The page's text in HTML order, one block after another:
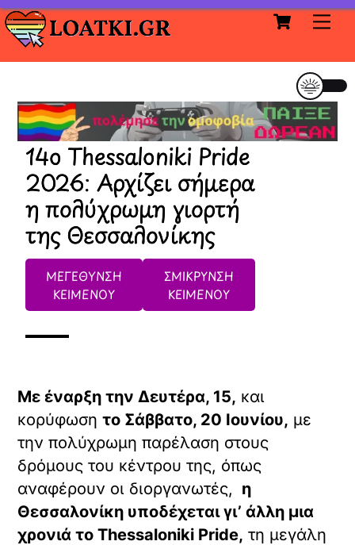
Skip
to
content
Cart
14o Thessaloniki Pride
2026: Αρχίζει σήμερα
η πολύχρωμη γιορτή
της Θεσσαλονίκης
ΜΕΓΕΘΥΝΣΗ
ΚΕΙΜΕΝΟΥ
ΣΜΙΚΡΥΝΣΗ
ΚΕΙΜΕΝΟΥ
Με έναρξη την Δευτέρα, 15, και
κορύφωσητο Σάββατο, 20 Ιουνίου, με
την πολύχρωμη παρέλαση στους
δρόμους του κέντρου της, όπως
αναφέρουν οι διοργανωτές, η
Θεσσαλονίκη υποδέχεται γι’ άλλη μια
χρονιά το Thessaloniki Pride, τη μεγάλη